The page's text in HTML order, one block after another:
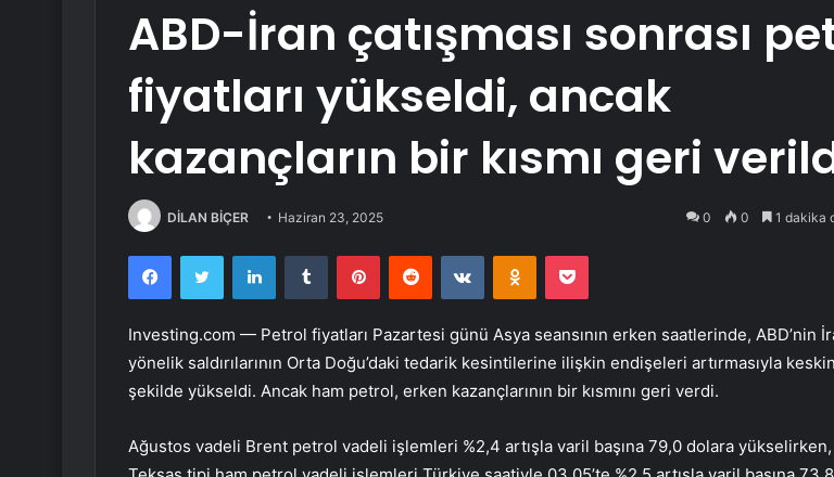
ABD-İran çatışması sonrası
fiyatları yükseldi, ancak
kazançların bir kısmı geri
DİLAN BİÇER Haziran 23, 2025 0 0 1 dakika
FacebookTwitter LinkedInTumblr PinterestReddit VKontakteOdnoklassniki
Pocket
Investing.com — Petrol fiyatları Pazartesi günü Asya seansının erken saatlerinde, ABD’nin
yönelik saldırılarının Orta Doğu’daki tedarik kesintilerine ilişkin endişeleri artırmasıyla
şekilde yükseldi. Ancak ham petrol, erken kazançlarının bir kısmını geri verdi.
Ağustos vadeli Brent petrol vadeli işlemleri %2,4 artışla varil başına 79,0 dolara yükselirken,